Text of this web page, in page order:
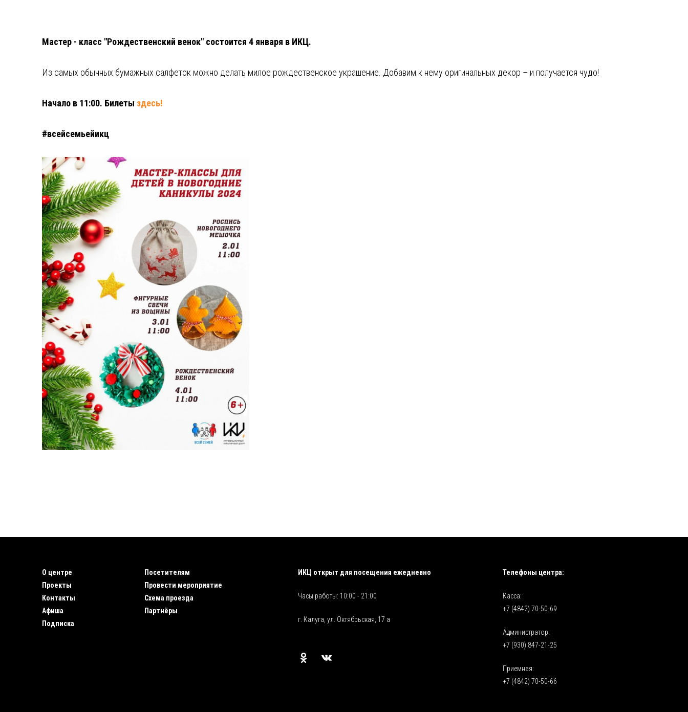
Мастер - класс "Рождественский венок" состоится 4 января в ИКЦ.
Из самых обычных бумажных салфеток можно делать милое рождественское украшение. Добавим к нему оригинальных декор – и получается чудо!
Начало в 11:00. Билеты здесь!
#всейсемьейикц
О центре
Проекты
Контакты
Афиша
Подписка
Посетителям
Провести мероприятие
Схема проезда
Партнёры
ИКЦ открыт для посещения ежедневно
Часы работы: 10:00 - 21:00
г. Калуга, ул. Октябрьская, 17 а
Телефоны центра:
Касса:
+7 (4842) 70-50-69
Администратор:
+7 (930) 847-21-25
Приемная:
+7 (4842) 70-50-66